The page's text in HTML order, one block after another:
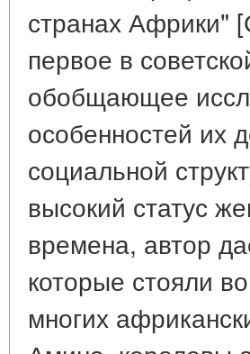
странах Африки"
первое в
обобщающее
особенностей их
социальной
высокий статус
времена, автор
которые стояли
многих